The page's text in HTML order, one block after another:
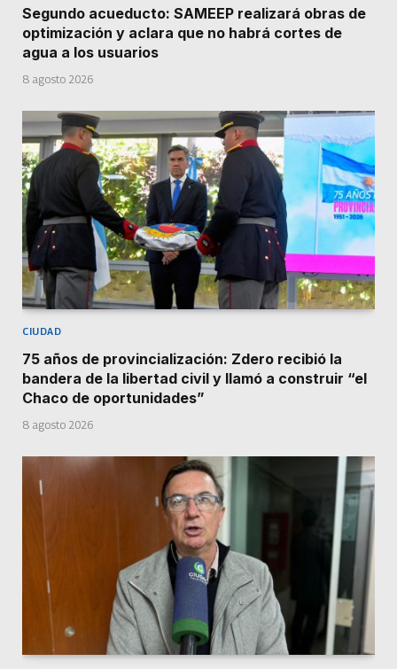
Segundo acueducto: SAMEEP realizará obras de
optimización y aclara que no habrá cortes de
agua a los usuarios
8 agosto 2026
CIUDAD
75 años de provincialización: Zdero recibió la
bandera de la libertad civil y llamó a construir “el
Chaco de oportunidades”
8 agosto 2026